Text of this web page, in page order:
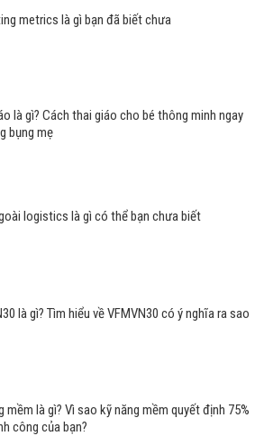
metrics là gì bạn đã biết chưa
là gì? Cách thai giáo cho bé thông minh ngay
bụng mẹ
logistics là gì có thể bạn chưa biết
là gì? Tìm hiểu về VFMVN30 có ý nghĩa ra sao
mềm là gì? Vì sao kỹ năng mềm quyết định 75%
công của bạn?